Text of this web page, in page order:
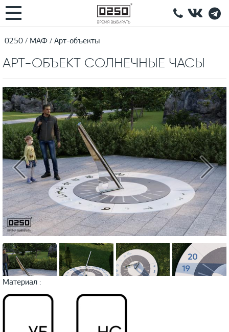
0250 МАФ Арт-объекты
АРТ-ОБЪЕКТ СОЛНЕЧНЫЕ ЧАСЫ
Материал :